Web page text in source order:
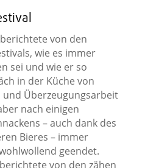
von den
wie es immer
sei und wie er so
in der Küche von
Überzeugungsarbeit
nach einigen
– auch dank des
Bieres – immer
geendet.
von den zähen